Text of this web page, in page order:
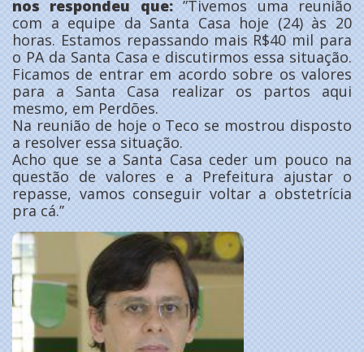
nos respondeu que:”Tivemos uma reunião
com a equipe da Santa Casa hoje (24) às 20
horas. Estamos repassando mais R$40 mil para
o PA da Santa Casa e discutirmos essa situação.
Ficamos de entrar em acordo sobre os valores
para a Santa Casa realizar os partos aqui
mesmo, em Perdões.
Na reunião de hoje o Teco se mostrou disposto
a resolver essa situação.
Acho que se a Santa Casa ceder um pouco na
questão de valores e a Prefeitura ajustar o
repasse, vamos conseguir voltar a obstetrícia
pra cá.’’